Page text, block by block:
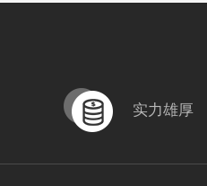
实力雄厚